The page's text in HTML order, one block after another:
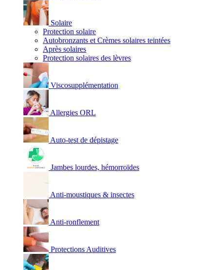
Solaire
Protection solaire
Autobronzants et Crèmes solaires teintées
Après solaires
Protection solaires des lèvres
Viscosupplémentation
Allergies ORL
Auto-test de dépistage
Jambes lourdes, hémorroïdes
Anti-moustiques & insectes
Anti-ronflement
Protections Auditives